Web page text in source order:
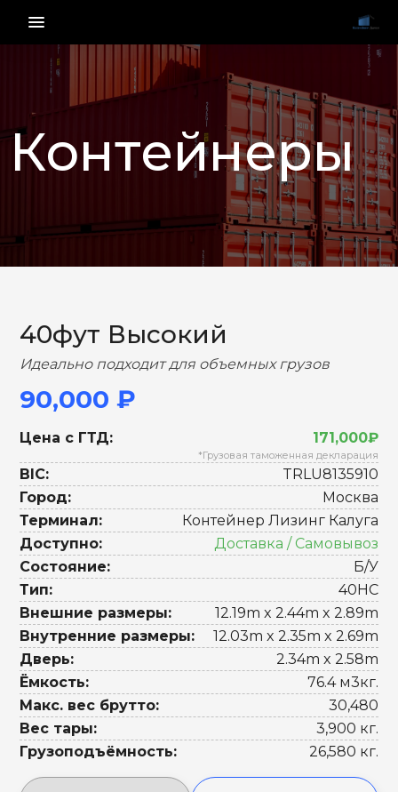
menu_vert
Контейнеры
НАЗАД ВПЕРЕД
40фут Высокий
Идеально подходит для объемных грузов
90,000 ₽
Цена с ГТД: 171,000₽
*Грузовая таможенная декларация
BIC:
TRLU8135910
Город:
Москва
Терминал:
Контейнер Лизинг Калуга
Доступно:
Доставка / Самовывоз
Состояние:
Б/У
Тип:
40HC
Внешние размеры:
12.19m x 2.44m x 2.89m
Внутренние размеры:
12.03m x 2.35m x 2.69m
Дверь:
2.34m x 2.58m
Ёмкость:
76.4 м3кг.
Макс. вес брутто:
30,480
Вес тары:
3,900 кг.
Грузоподъёмность:
26,580 кг.